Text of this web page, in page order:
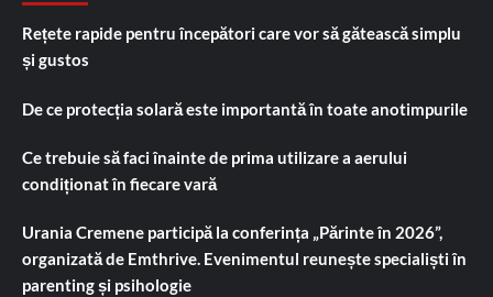
Rețete rapide pentru începători care vor să gătească simplu
și gustos
De ce protecția solară este importantă în toate anotimpurile
Ce trebuie să faci înainte de prima utilizare a aerului
condiționat în fiecare vară
Urania Cremene participă la conferința „Părinte în 2026”,
organizată de Emthrive. Evenimentul reunește specialiști în
parenting și psihologie